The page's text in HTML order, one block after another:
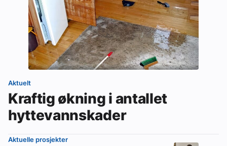
Aktuelt
Kraftig økning i antallet
hyttevannskader
Aktuelle prosjekter